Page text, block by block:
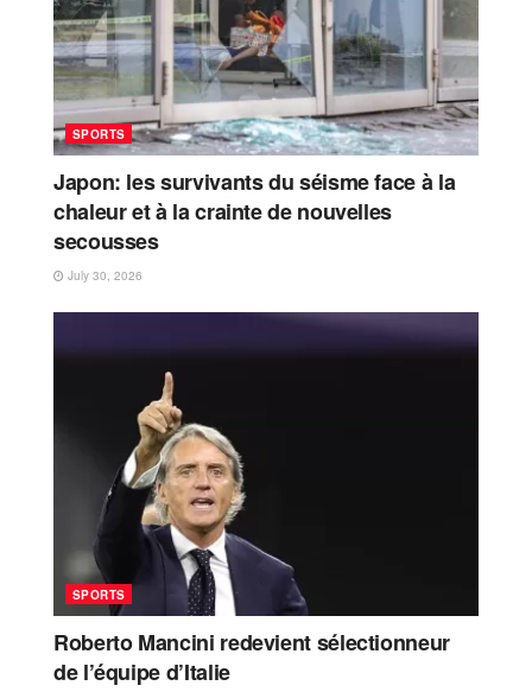
SPORTS
Japon: les survivants du séisme face à la
chaleur et à la crainte de nouvelles
secousses
July 30, 2026
SPORTS
Roberto Mancini redevient sélectionneur
de l’équipe d’Italie